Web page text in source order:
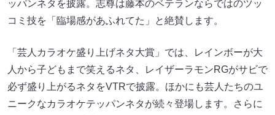
ッパンネタを披露。志尊は藤本のベテランならではのツッ
コミ技を「臨場感があふれてた」と絶賛します。
「芸人カラオケ盛り上げネタ大賞」では、レインボーが大
人から子どもまで笑えるネタ、レイザーラモンRGがサビで
必ず盛り上がるネタをVTRで披露。ほかにも芸人たちのユ
ニークなカラオケテッパンネタが続々登場します。さらに